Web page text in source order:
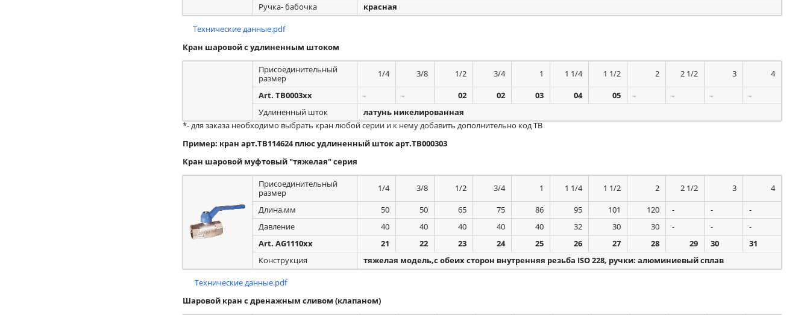
Ручка- бабочка
красная
Технические данные.pdf
Кран шаровой с удлиненным штоком
Присоединительный
размер
1/4 3/8 1/2 3/4 1 1 1/4 1 1/2 2 2 1/2 3
4
Art. TB0003xx
- - 02 02 03 04 05 - - -
-
Удлиненный шток
латунь никелированная
*- для заказа необходимо выбрать кран любой серии и к нему добавить дополнительно код ТВ
Пример: кран арт.ТВ114624 плюс удлиненный шток арт.ТВ000303
Кран шаровой муфтовый "тяжелая" серия
Присоединительный
размер
1/4 3/8 1/2 3/4 1 1 1/4 1 1/2 2 2 1/2 3
4
Длина,мм
50 50 65 75 86 95 101 120 - -
-
Давление
40 40 40 40 40 32 30 30 - -
-
Art. AG1110xx
21 22 23 24 25 26 27 28 29 30
31
Конструкция
тяжелая модель,с обеих сторон внутренняя резьба ISO 228, ручки: алюминиевый сплав
Технические данные.pdf
Шаровой кран с дренажным сливом (клапаном)